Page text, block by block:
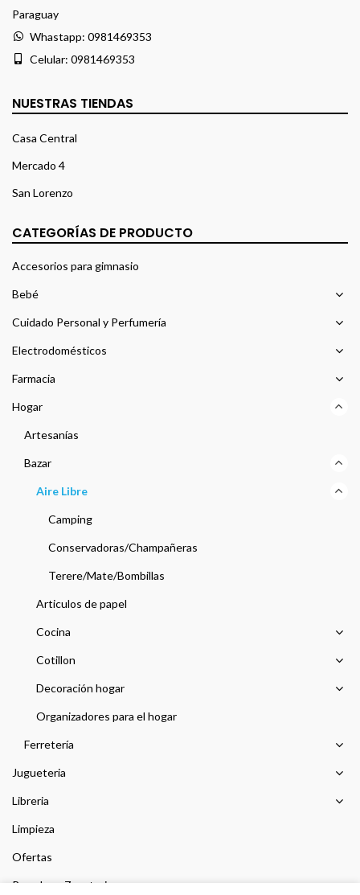
Paraguay
Whastapp: 0981469353
Celular: 0981469353
NUESTRAS TIENDAS
Casa Central
Mercado 4
San Lorenzo
CATEGORÍAS DE PRODUCTO
Accesorios para gimnasio
Bebé
Cuidado Personal y Perfumería
Electrodomésticos
Farmacia
Hogar
Artesanías
Bazar
Aire Libre
Camping
Conservadoras/Champañeras
Terere/Mate/Bombillas
Articulos de papel
Cocina
Cotillon
Decoración hogar
Organizadores para el hogar
Ferretería
Jugueteria
Libreria
Limpieza
Ofertas
Prendas y Zapateria